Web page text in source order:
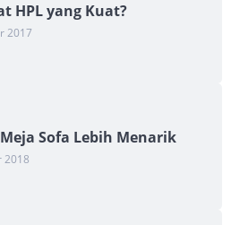
HPL yang Kuat?
2017
Sofa Lebih Menarik
2018